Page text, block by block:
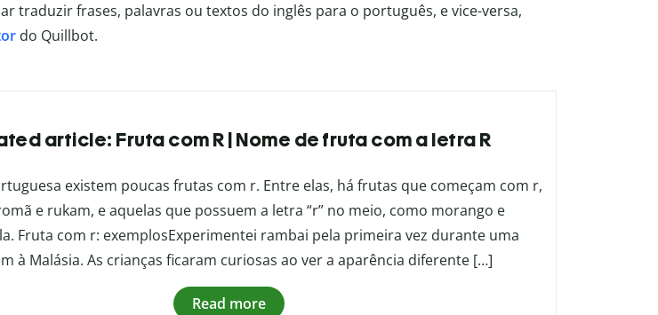
traduzir frases, palavras ou textos do inglês para o português, e vice-versa,
do Quillbot.
article: Fruta com R | Nome de fruta com a letra R
existem poucas frutas com r. Entre elas, há frutas que começam com r,
e rukam, e aquelas que possuem a letra “r” no meio, como morango e
Fruta com r: exemplosExperimentei rambai pela primeira vez durante uma
à Malásia. As crianças ficaram curiosas ao ver a aparência diferente […]
Read more